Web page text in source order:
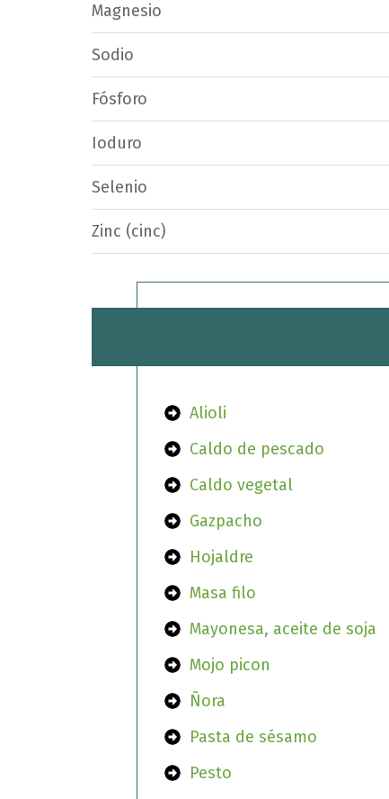
Magnesio
Sodio
Fósforo
Ioduro
Selenio
Zinc (cinc)
Alioli
Caldo de pescado
Caldo vegetal
Gazpacho
Hojaldre
Masa filo
Mayonesa, aceite de soja
Mojo picon
Ñora
Pasta de sésamo
Pesto